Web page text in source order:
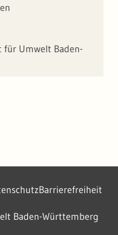
für Umwelt Baden-
Baden-Württemberg
Barrierefreiheit